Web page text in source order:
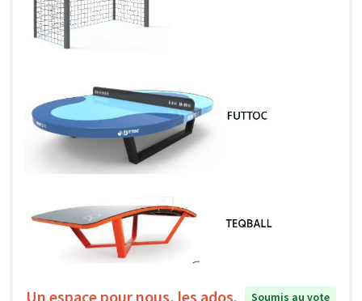
Un espace pour nous, les ados. Soumis au vote